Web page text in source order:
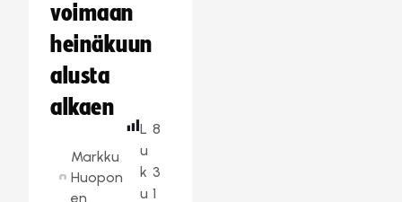
voimaan
heinäkuun
alusta
alkaen
Markku
Huopon
en
L
u
k
u
8
3
1